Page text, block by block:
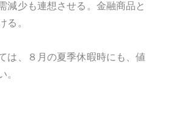
減少も連想させる。金融商品と
る。
は、８月の夏季休暇時にも、値
。